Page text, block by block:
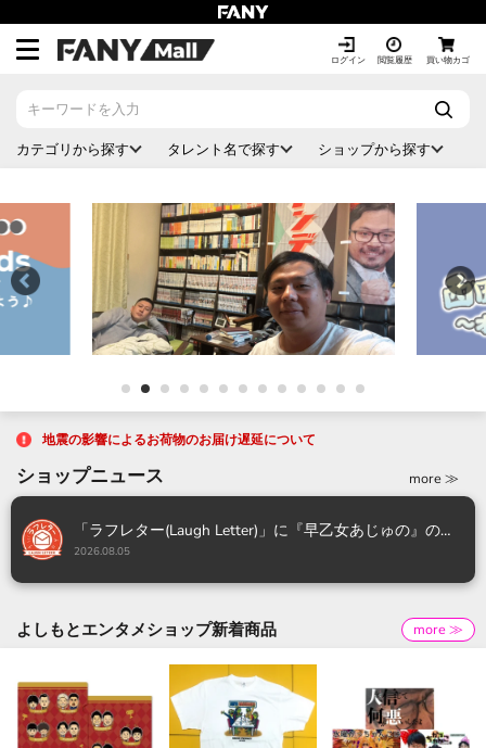
ン
ツ
に
移
す
ログイン 閲覧履歴 買い物カゴ
カテゴリから探す タレント名で探す ショップから探す
地震の影響によるお荷物のお届け遅延について
ショップニュース more ≫
「ラフレター(Laugh Letter)」に『早乙女あじゅの』のオ
リジナル動画メッセージが新登場！
2026.08.05
よしもとエンタメショップ新着商品 more ≫